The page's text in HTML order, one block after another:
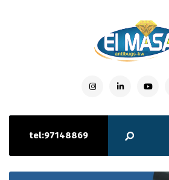
tel:97148869